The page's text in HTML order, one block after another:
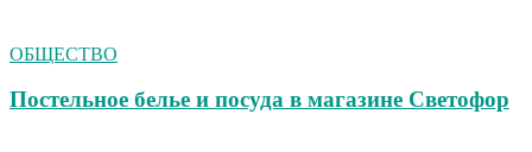
ОБЩЕСТВО
Постельное белье и посуда в магазине Светофор